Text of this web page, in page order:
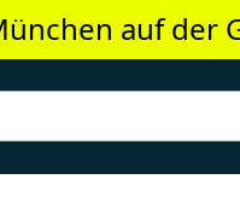
auf der